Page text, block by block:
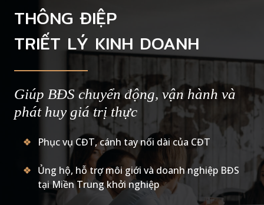
THÔNG ĐIỆP
TRIẾT LÝ KINH DOANH
Giúp BĐS chuyển động, vận hành và
phát huy giá trị thực
Phục vụ CĐT, cánh tay nối dài của CĐT
Ủng hộ, hỗ trợ môi giới và doanh nghiệp BĐS
tại Miền Trung khởi nghiệp